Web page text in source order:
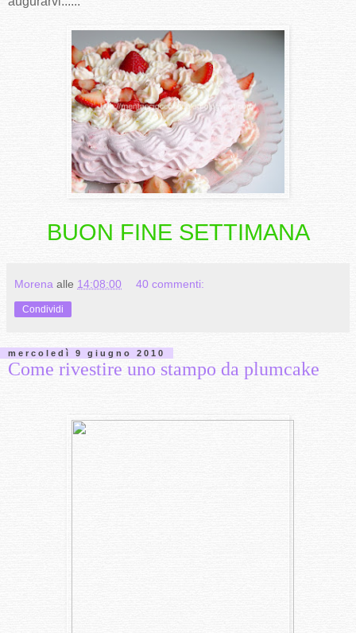
BUON FINE SETTIMANA
Morena alle 14:08:00 40 commenti:
Condividi
mercoledì 9 giugno 2010
Come rivestire uno stampo da plumcake